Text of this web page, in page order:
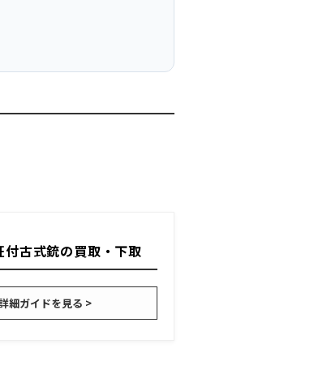
古式銃の買取・下取
細ガイドを見る >